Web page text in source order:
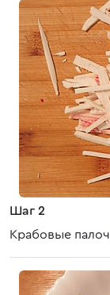
Шаг 2
Крабовые